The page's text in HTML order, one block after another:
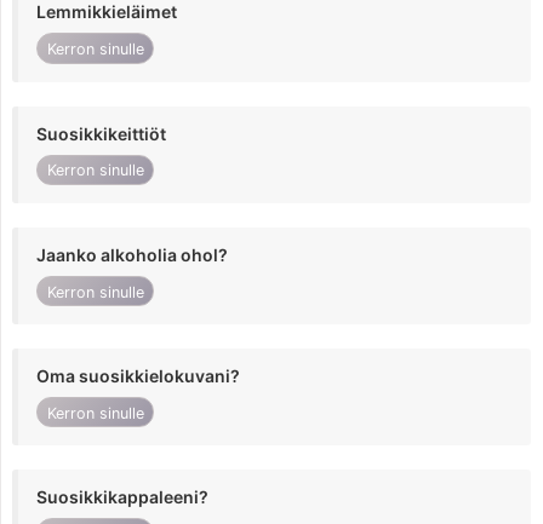
Lemmikkieläimet
Kerron sinulle
Suosikkikeittiöt
Kerron sinulle
Jaanko alkoholia ohol?
Kerron sinulle
Oma suosikkielokuvani?
Kerron sinulle
Suosikkikappaleeni?